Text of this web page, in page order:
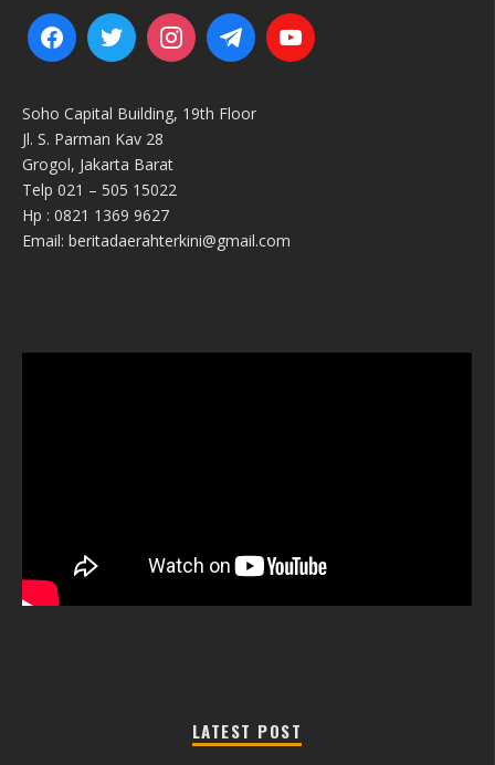
Soho Capital Building, 19th Floor
Jl. S. Parman Kav 28
Grogol, Jakarta Barat
Telp 021 – 505 15022
Hp : 0821 1369 9627
Email: beritadaerahterkini@gmail.com
LATEST POST